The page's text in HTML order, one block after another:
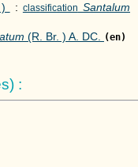
: classification Santalum
(R. Br. ) A. DC. (en)
: